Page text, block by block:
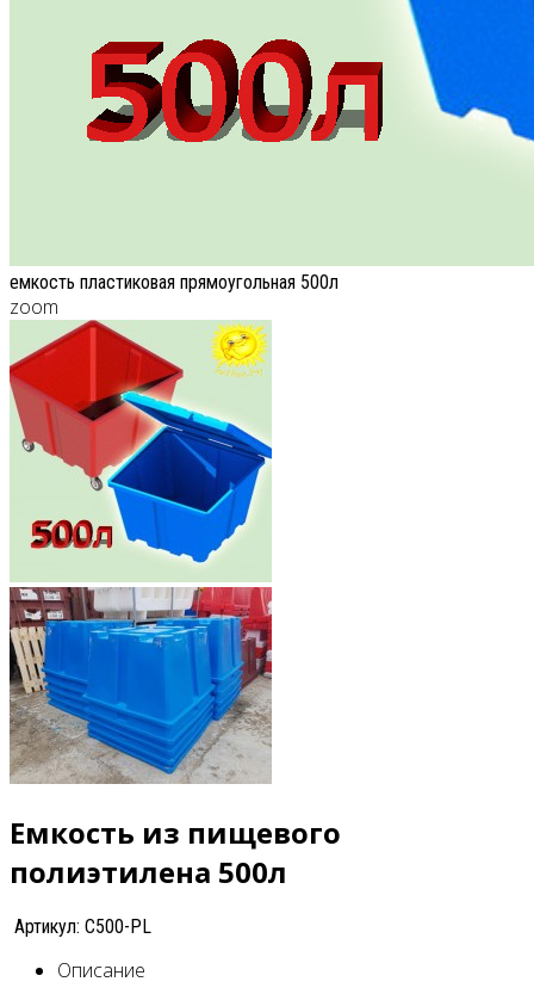
емкость пластиковая прямоугольная 500л
zoom
Емкость из пищевого
полиэтилена 500л
Артикул: С500-PL
Описание